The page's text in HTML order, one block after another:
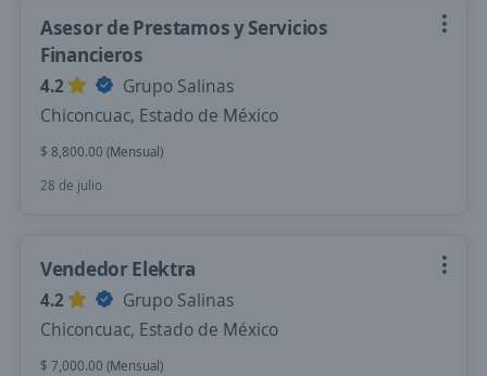
Asesor de Prestamos y Servicios
Financieros
4.2
Grupo Salinas
Chiconcuac, Estado de México
$ 8,800.00 (Mensual)
28 de julio
Vendedor Elektra
4.2
Grupo Salinas
Chiconcuac, Estado de México
$ 7,000.00 (Mensual)